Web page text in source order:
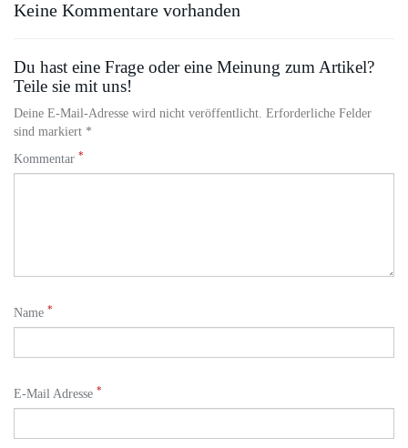
Keine Kommentare vorhanden
Du hast eine Frage oder eine Meinung zum Artikel?
Teile sie mit uns!
Deine E-Mail-Adresse wird nicht veröffentlicht. Erforderliche Felder
sind markiert *
Kommentar *
Name *
E-Mail Adresse *